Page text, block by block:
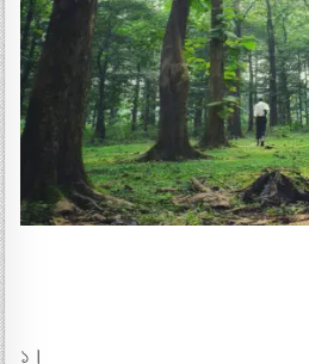
১।